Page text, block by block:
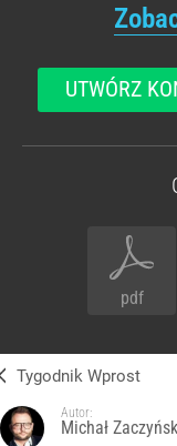
UTWÓRZ
pdf
Tygodnik Wprost
Autor:
Michał